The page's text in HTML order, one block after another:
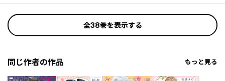
全38巻を表示する
同じ作者の作品 もっと見る